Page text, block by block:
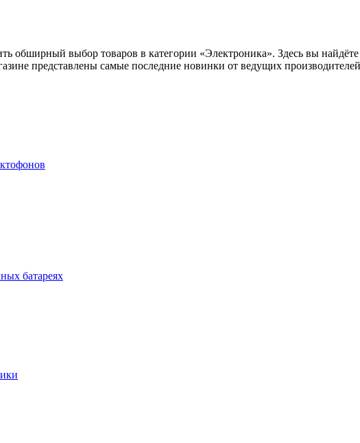
обширный выбор товаров в категории «Электроника». Здесь вы
представлены самые последние новинки от ведущих
батареях